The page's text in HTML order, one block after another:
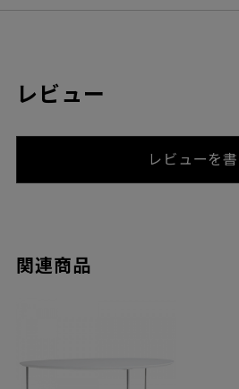
レビュー
レビューを書
関連商品